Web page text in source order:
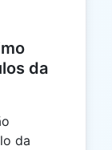
da
da